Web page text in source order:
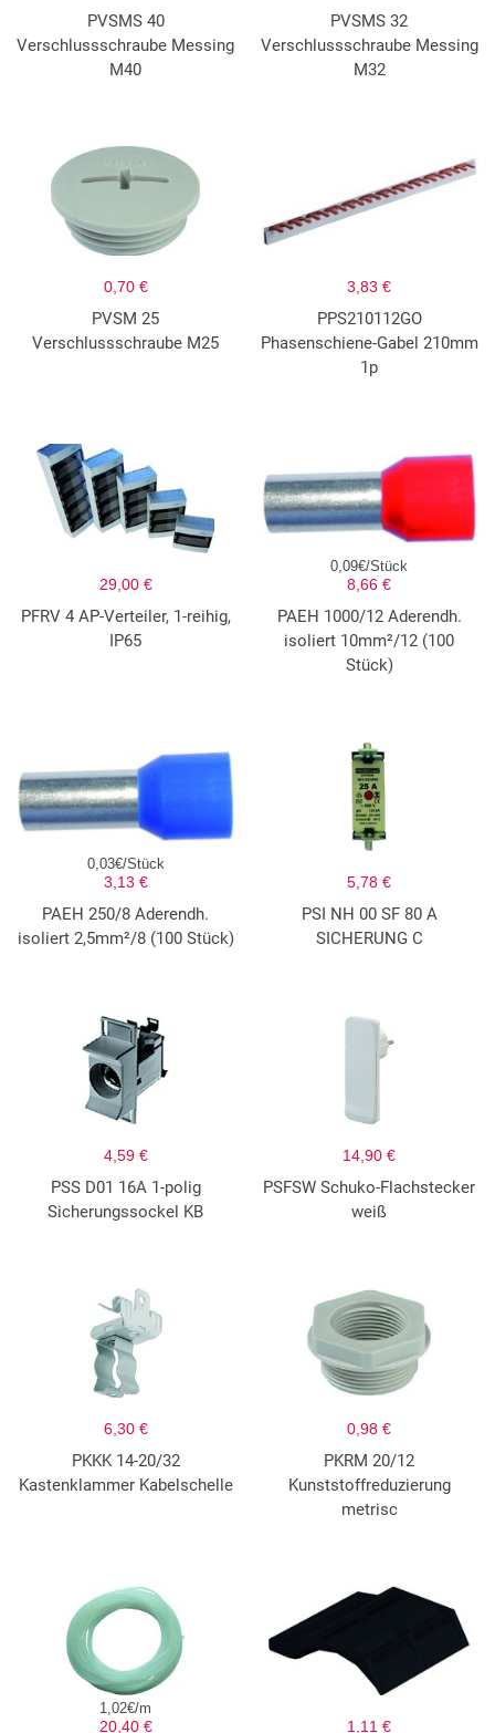
PVSMS 40
Verschlussschraube Messing
M40
PVSMS 32
Verschlussschraube Messing
M32
0,70 €
PVSM 25
Verschlussschraube M25
3,83 €
PPS210112GO
Phasenschiene-Gabel 210mm
1p
29,00 €
PFRV 4 AP-Verteiler, 1-reihig,
IP65
0,09€/Stück
8,66 €
PAEH 1000/12 Aderendh.
isoliert 10mm²/12 (100
Stück)
0,03€/Stück
3,13 €
PAEH 250/8 Aderendh.
isoliert 2,5mm²/8 (100 Stück)
5,78 €
PSI NH 00 SF 80 A
SICHERUNG C
4,59 €
PSS D01 16A 1-polig
Sicherungssockel KB
14,90 €
PSFSW Schuko-Flachstecker
weiß
6,30 €
PKKK 14-20/32
Kastenklammer Kabelschelle
0,98 €
PKRM 20/12
Kunststoffreduzierung
metrisc
1,02€/m
20,40 € 1,11 €